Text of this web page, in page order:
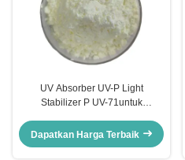
UV Absorber UV-P Light
Stabilizer P UV-71untuk
Benzotriazole UV Absorber
Dapatkan Harga Terbaik